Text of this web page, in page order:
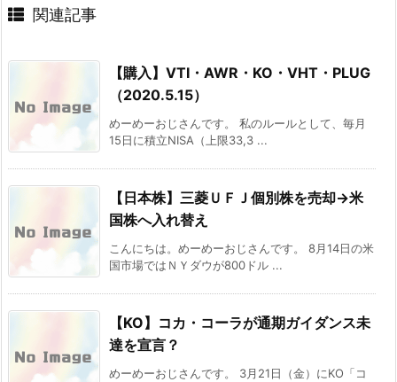
関連記事
【購入】VTI・AWR・KO・VHT・PLUG
（2020.5.15）
めーめーおじさんです。 私のルールとして、毎月
15日に積立NISA（上限33,3 ...
【日本株】三菱ＵＦＪ個別株を売却→米
国株へ入れ替え
こんにちは。めーめーおじさんです。 8月14日の米
国市場ではＮＹダウが800ドル ...
【KO】コカ・コーラが通期ガイダンス未
達を宣言？
めーめーおじさんです。 3月21日（金）にKO「コ